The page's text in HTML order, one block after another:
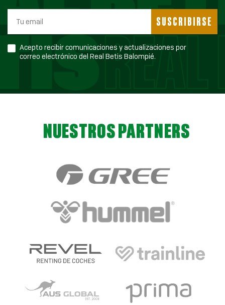
SUSCRIBIRSE
Acepto recibir comunicaciones y actualizaciones por
correo electrónico del Real Betis Balompié.
NUESTROS PARTNERS